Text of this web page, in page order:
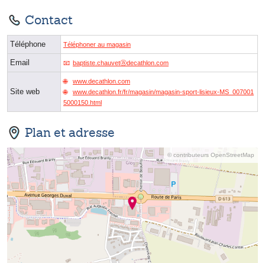
Contact
Téléphone Téléphoner au magasin
Email baptiste.chauvetⓐdecathlon.com
Site web
www.decathlon.com
www.decathlon.fr/fr/magasin/magasin-sport-lisieux-MS_007001
5000150.html
Plan et adresse
© contributeurs OpenStreetMap